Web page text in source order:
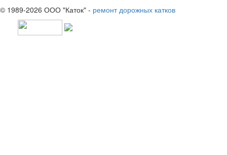
© 1989-2026 ООО "Каток" - ремонт дорожных катков